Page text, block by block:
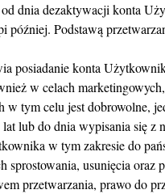
dnia dezaktywacji konta
Podstawą
posiadanie konta
w celach
tym celu jest dobrowolne,
lub do dnia wypisania się z
w tym zakresie do
usunięcia
przetwarzania, prawo do